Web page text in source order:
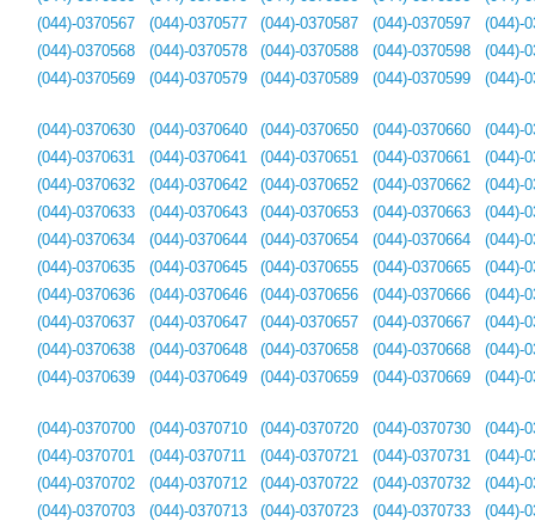
(044)-0370567
(044)-0370568
(044)-0370569
(044)-0370577
(044)-0370578
(044)-0370579
(044)-0370587
(044)-0370588
(044)-0370589
(044)-0370597
(044)-0370598
(044)-0370599
(044)-
(044)-
(044)-
(044)-0370630
(044)-0370631
(044)-0370632
(044)-0370633
(044)-0370634
(044)-0370635
(044)-0370636
(044)-0370637
(044)-0370638
(044)-0370639
(044)-0370640
(044)-0370641
(044)-0370642
(044)-0370643
(044)-0370644
(044)-0370645
(044)-0370646
(044)-0370647
(044)-0370648
(044)-0370649
(044)-0370650
(044)-0370651
(044)-0370652
(044)-0370653
(044)-0370654
(044)-0370655
(044)-0370656
(044)-0370657
(044)-0370658
(044)-0370659
(044)-0370660
(044)-0370661
(044)-0370662
(044)-0370663
(044)-0370664
(044)-0370665
(044)-0370666
(044)-0370667
(044)-0370668
(044)-0370669
(044)-
(044)-
(044)-
(044)-
(044)-
(044)-
(044)-
(044)-
(044)-
(044)-
(044)-0370700
(044)-0370701
(044)-0370702
(044)-0370703
(044)-0370710
(044)-0370711
(044)-0370712
(044)-0370713
(044)-0370720
(044)-0370721
(044)-0370722
(044)-0370723
(044)-0370730
(044)-0370731
(044)-0370732
(044)-0370733
(044)-
(044)-
(044)-
(044)-